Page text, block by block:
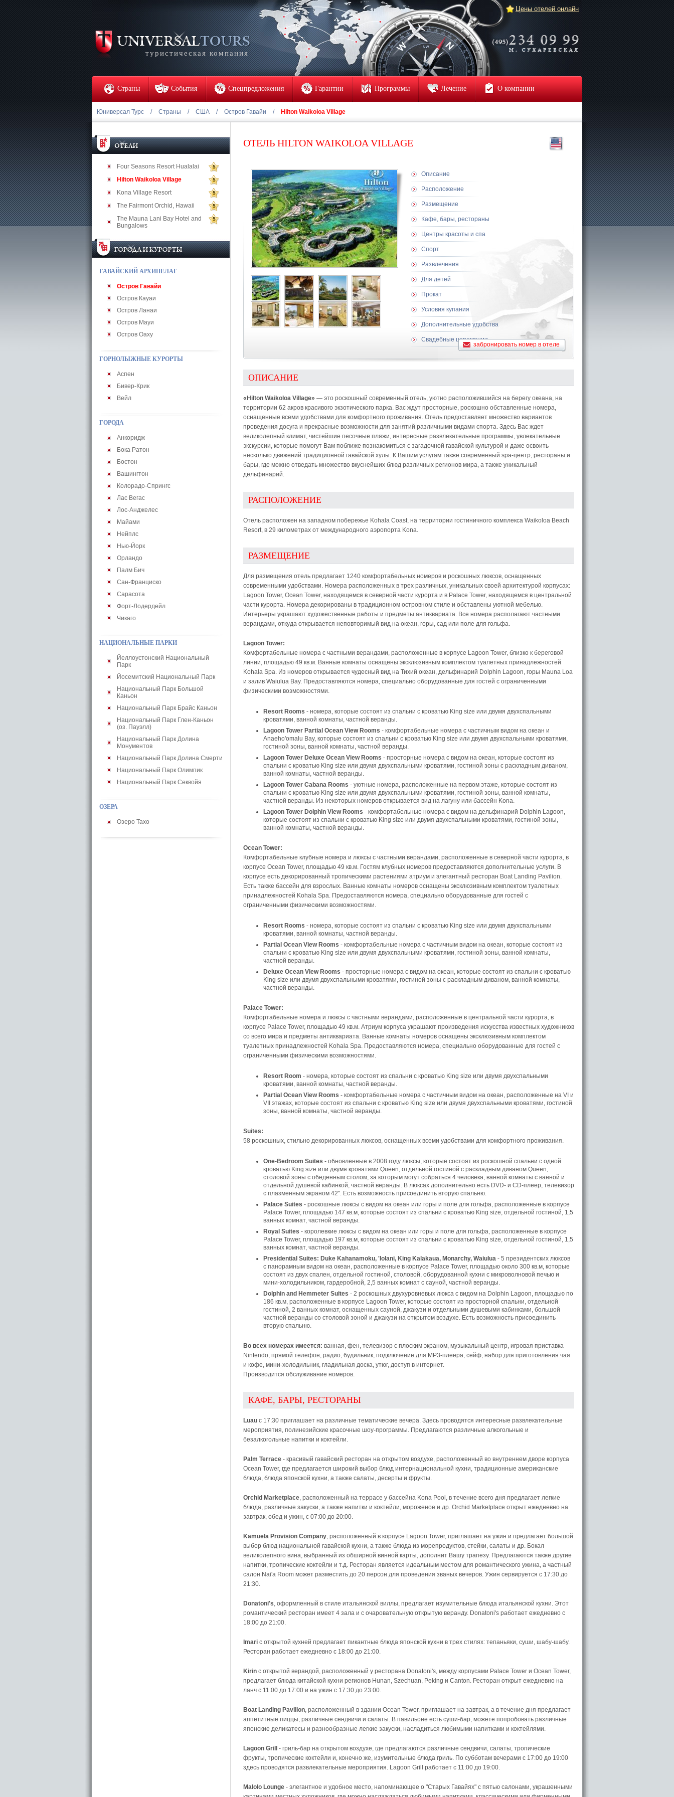
туристическая компания
Цены отелей онлайн
Страны События Спецпредложения Гарантии Программы Лечение О компании
Юниверсал Турс / Страны / США / Остров Гавайи / Hilton Waikoloa Village
Four Seasons Resort Hualalai 5
Hilton Waikoloa Village 5
Kona Village Resort 5
The Fairmont Orchid, Hawaii 5
The Mauna Lani Bay Hotel and
Bungalows
5
ГАВАЙСКИЙ АРХИПЕЛАГ
Остров Гавайи
Остров Кауаи
Остров Ланаи
Остров Мауи
Остров Оаху
ГОРНОЛЫЖНЫЕ КУРОРТЫ
Аспен
Бивер-Крик
Вейл
ГОРОДА
Анкоридж
Бока Ратон
Бостон
Вашингтон
Колорадо-Спрингс
Лас Вегас
Лос-Анджелес
Майами
Нейплс
Нью-Йорк
Орландо
Палм Бич
Сан-Франциско
Сарасота
Форт-Лодердейл
Чикаго
НАЦИОНАЛЬНЫЕ ПАРКИ
Йеллоустонский Национальный
Парк
Йосемитский Национальный Парк
Национальный Парк Большой
Каньон
Национальный Парк Брайс Каньон
Национальный Парк Глен-Каньон
(оз. Пауэлл)
Национальный Парк Долина
Монументов
Национальный Парк Долина Смерти
Национальный Парк Олимпик
Национальный Парк Секвойя
ОЗЕРА
Озеро Тахо
ОТЕЛЬ HILTON WAIKOLOA VILLAGE
Описание
Расположение
Размещение
Кафе, бары, рестораны
Центры красоты и спа
Спорт
Развлечения
Для детей
Прокат
Условия купания
Дополнительные удобства
Свадебные церемонии
забронировать номер в отеле
ОПИСАНИЕ
«Hilton Waikoloa Village» — это роскошный современный отель, уютно расположившийся на берегу океана, на
территории 62 акров красивого экзотического парка. Вас ждут просторные, роскошно обставленные номера,
оснащенные всеми удобствами для комфортного проживания. Отель предоставляет множество вариантов
проведения досуга и прекрасные возможности для занятий различными видами спорта. Здесь Вас ждет
великолепный климат, чистейшие песочные пляжи, интересные развлекательные программы, увлекательные
экскурсии, которые помогут Вам поближе познакомиться с загадочной гавайской культурой и даже освоить
несколько движений традиционной гавайской хулы. К Вашим услугам также современный spa-центр, рестораны и
бары, где можно отведать множество вкуснейших блюд различных регионов мира, а также уникальный
дельфинарий.
РАСПОЛОЖЕНИЕ
Отель расположен на западном побережье Kohala Coast, на территории гостиничного комплекса Waikoloa Beach
Resort, в 29 километрах от международного аэропорта Kona.
РАЗМЕЩЕНИЕ
Для размещения отель предлагает 1240 комфортабельных номеров и роскошных люксов, оснащенных
современными удобствами. Номера расположенных в трех различных, уникальных своей архитектурой корпусах:
Lagoon Tower, Ocean Tower, находящемся в северной части курорта и в Palace Tower, находящемся в центральной
части курорта. Номера декорированы в традиционном островном стиле и обставлены уютной мебелью.
Интерьеры украшают художественные работы и предметы антиквариата. Все номера располагают частными
верандами, откуда открывается неповторимый вид на океан, горы, сад или поле для гольфа.
Lagoon Tower:
Комфортабельные номера с частными верандами, расположенные в корпусе Lagoon Tower, близко к береговой
линии, площадью 49 кв.м. Ванные комнаты оснащены эксклюзивным комплектом туалетных принадлежностей
Kohala Spa. Из номеров открывается чудесный вид на Тихий океан, дельфинарий Dolphin Lagoon, горы Mauna Loa
и залив Waiulua Bay. Предоставляются номера, специально оборудованные для гостей с ограниченными
физическими возможностями.
Resort Rooms - номера, которые состоят из спальни с кроватью King size или двумя двухспальными
кроватями, ванной комнаты, частной веранды.
Lagoon Tower Partial Ocean View Rooms - комфортабельные номера с частичным видом на океан и
Anaeho'omalu Bay, которые состоят из спальни с кроватью King size или двумя двухспальными кроватями,
гостиной зоны, ванной комнаты, частной веранды.
Lagoon Tower Deluxe Ocean View Rooms - просторные номера с видом на океан, которые состоят из
спальни с кроватью King size или двумя двухспальными кроватями, гостиной зоны с раскладным диваном,
ванной комнаты, частной веранды.
Lagoon Tower Cabana Rooms - уютные номера, расположенные на первом этаже, которые состоят из
спальни с кроватью King size или двумя двухспальными кроватями, гостиной зоны, ванной комнаты,
частной веранды. Из некоторых номеров открывается вид на лагуну или бассейн Kona.
Lagoon Tower Dolphin View Rooms - комфортабельные номера с видом на дельфинарий Dolphin Lagoon,
которые состоят из спальни с кроватью King size или двумя двухспальными кроватями, гостиной зоны,
ванной комнаты, частной веранды.
Ocean Tower:
Комфортабельные клубные номера и люксы с частными верандами, расположенные в северной части курорта, в
корпусе Ocean Tower, площадью 49 кв.м. Гостям клубных номеров предоставляются дополнительные услуги. В
корпусе есть декорированный тропическими растениями атриум и элегантный ресторан Boat Landing Pavilion.
Есть также бассейн для взрослых. Ванные комнаты номеров оснащены эксклюзивным комплектом туалетных
принадлежностей Kohala Spa. Предоставляются номера, специально оборудованные для гостей с
ограниченными физическими возможностями.
Resort Rooms - номера, которые состоят из спальни с кроватью King size или двумя двухспальными
кроватями, ванной комнаты, частной веранды.
Partial Ocean View Rooms - комфортабельные номера с частичным видом на океан, которые состоят из
спальни с кроватью King size или двумя двухспальными кроватями, гостиной зоны, ванной комнаты,
частной веранды.
Deluxe Ocean View Rooms - просторные номера с видом на океан, которые состоят из спальни с кроватью
King size или двумя двухспальными кроватями, гостиной зоны с раскладным диваном, ванной комнаты,
частной веранды.
Palace Tower:
Комфортабельные номера и люксы с частными верандами, расположенные в центральной части курорта, в
корпусе Palace Tower, площадью 49 кв.м. Атриум корпуса украшают произведения искусства известных художников
со всего мира и предметы антиквариата. Ванные комнаты номеров оснащены эксклюзивным комплектом
туалетных принадлежностей Kohala Spa. Предоставляются номера, специально оборудованные для гостей с
ограниченными физическими возможностями.
Resort Room - номера, которые состоят из спальни с кроватью King size или двумя двухспальными
кроватями, ванной комнаты, частной веранды.
Partial Ocean View Rooms - комфортабельные номера с частичным видом на океан, расположенные на VI и
VII этажах, которые состоят из спальни с кроватью King size или двумя двухспальными кроватями, гостиной
зоны, ванной комнаты, частной веранды.
Suites:
58 роскошных, стильно декорированных люксов, оснащенных всеми удобствами для комфортного проживания.
One-Bedroom Suites - обновленные в 2008 году люксы, которые состоят из роскошной спальни с одной
кроватью King size или двумя кроватями Queen, отдельной гостиной с раскладным диваном Queen,
столовой зоны с обеденным столом, за которым могут собраться 4 человека, ванной комнаты с ванной и
отдельной душевой кабинкой, частной веранды. В люксах дополнительно есть DVD- и CD-плеер, телевизор
с плазменным экраном 42". Есть возможность присоединить вторую спальню.
Palace Suites - роскошные люксы с видом на океан или горы и поле для гольфа, расположенные в корпусе
Palace Tower, площадью 147 кв.м, которые состоят из спальни с кроватью King size, отдельной гостиной, 1,5
ванных комнат, частной веранды.
Royal Suites - королевкие люксы с видом на океан или горы и поле для гольфа, расположенные в корпусе
Palace Tower, площадью 197 кв.м, которые состоят из спальни с кроватью King size, отдельной гостиной, 1,5
ванных комнат, частной веранды.
Presidential Suites: Duke Kahanamoku, 'Iolani, King Kalakaua, Monarchy, Waiulua - 5 президентских люксов
с панорамным видом на океан, расположенные в корпусе Palace Tower, площадью около 300 кв.м, которые
состоят из двух спален, отдельной гостиной, столовой, оборудованной кухни с микроволновой печью и
мини-холодильником, гардеробной, 2,5 ванных комнат с сауной, частной веранды.
Dolphin and Hemmeter Suites - 2 роскошных двухуровневых люкса с видом на Dolphin Lagoon, площадью по
186 кв.м, расположенные в корпусе Lagoon Tower, которые состоят из просторной спальни, отдельной
гостиной, 2 ванных комнат, оснащенных сауной, джакузи и отдельными душевыми кабинками, большой
частной веранды со столовой зоной и джакузи на открытом воздухе. Есть возможность присоединить
вторую спальню.
Во всех номерах имеется: ванная, фен, телевизор с плоским экраном, музыкальный центр, игровая приставка
Nintendo, прямой телефон, радио, будильник, подключение для MP3-плеера, сейф, набор для приготовления чая
и кофе, мини-холодильник, гладильная доска, утюг, доступ в интернет.
Производится обслуживание номеров.
КАФЕ, БАРЫ, РЕСТОРАНЫ
Luau с 17:30 приглашает на различные тематические вечера. Здесь проводятся интересные развлекательные
мероприятия, полинезийские красочные шоу-программы. Предлагаются различные алкогольные и
безалкогольные напитки и коктейли.
Palm Terrace - красивый гавайский ресторан на открытом воздухе, расположенный во внутреннем дворе корпуса
Ocean Tower, где предлагается широкий выбор блюд интернациональной кухни, традиционные американские
блюда, блюда японской кухни, а также салаты, десерты и фрукты.
Orchid Marketplace, расположенный на террасе у бассейна Kona Pool, в течение всего дня предлагает легкие
блюда, различные закуски, а также напитки и коктейли, мороженое и др. Orchid Marketplace открыт ежедневно на
завтрак, обед и ужин, с 07:00 до 20:00.
Kamuela Provision Company, расположенный в корпусе Lagoon Tower, приглашает на ужин и предлагает большой
выбор блюд национальной гавайской кухни, а также блюда из морепродуктов, стейки, салаты и др. Бокал
великолепного вина, выбранный из обширной винной карты, дополнит Вашу трапезу. Предлагаются также другие
напитки, тропические коктейли и т.д. Ресторан является идеальным местом для романтического ужина, а частный
салон Nai'a Room может разместить до 20 персон для проведения званых вечеров. Ужин сервируется с 17:30 до
21:30.
Donatoni's, оформленный в стиле итальянской виллы, предлагает изумительные блюда итальянской кухни. Этот
романтический ресторан имеет 4 зала и с очаровательную открытую веранду. Donatoni's работает ежедневно с
18:00 до 21:00.
Imari с открытой кухней предлагает пикантные блюда японской кухни в трех стилях: тепаньяки, суши, шабу-шабу.
Ресторан работает ежедневно с 18:00 до 21:00.
Kirin с открытой верандой, расположенный у ресторана Donatoni's, между корпусами Palace Tower и Ocean Tower,
предлагает блюда китайской кухни регионов Hunan, Szechuan, Peking и Canton. Ресторан открыт ежедневно на
ланч с 11:00 до 17:00 и на ужин с 17:30 до 23:00.
Boat Landing Pavilion, расположенный в здании Ocean Tower, приглашает на завтрак, а в течение дня предлагает
аппетитные пиццы, различные сендвичи и салаты. В павильоне есть суши-бар, можете попробовать различные
японские деликатесы и разнообразные легкие закуски, насладиться любимыми напитками и коктейлями.
Lagoon Grill
- гриль-бар на открытом воздухе, где предлагаются различные сендвичи, салаты, тропические
фрукты, тропические коктейли и, конечно же, изумительные блюда гриль. По субботам вечерами с 17:00 до 19:00
здесь проводятся развлекательные мероприятия. Lagoon Grill работает с 11:00 до 19:00.
Malolo Lounge - элегантное и удобное место, напоминающее о "Старых Гавайях" с пятью салонами, украшенными